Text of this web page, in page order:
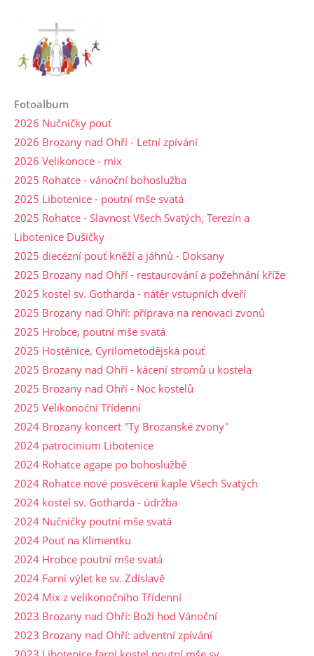
Fotoalbum
2026 Nučničky pouť
2026 Brozany nad Ohří - Letní zpívání
2026 Velikonoce - mix
2025 Rohatce - vánoční bohoslužba
2025 Libotenice - poutní mše svatá
2025 Rohatce - Slavnost Všech Svatých, Terezín a
Libotenice Dušičky
2025 diecézní pouť kněží a jáhnů - Doksany
2025 Brozany nad Ohří - restaurování a požehnání kříže
2025 kostel sv. Gotharda - nátěr vstupních dveří
2025 Brozany nad Ohří: příprava na renovaci zvonů
2025 Hrobce, poutní mše svatá
2025 Hostěnice, Cyrilometodějská pouť
2025 Brozany nad Ohří - kácení stromů u kostela
2025 Brozany nad Ohří - Noc kostelů
2025 Velikonoční Třídenní
2024 Brozany koncert "Ty Brozanské zvony"
2024 patrocinium Libotenice
2024 Rohatce agape po bohoslužbě
2024 Rohatce nové posvěcení kaple Všech Svatých
2024 kostel sv. Gotharda - údržba
2024 Nučničky poutní mše svatá
2024 Pouť na Klimentku
2024 Hrobce poutní mše svatá
2024 Farní výlet ke sv. Zdislavě
2024 Mix z velikonočního Třídenní
2023 Brozany nad Ohří: Boží hod Vánoční
2023 Brozany nad Ohří: adventní zpívání